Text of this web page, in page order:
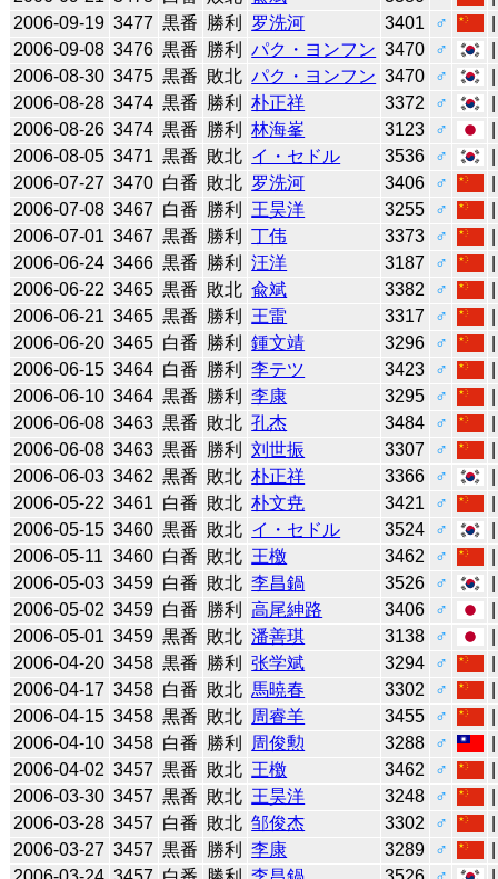
2006-09-19 3477 黒番 勝利 罗洗河 3401 ♂
2006-09-08 3476 黒番 勝利 パク・ヨンフン 3470 ♂
2006-08-30 3475 黒番 敗北 パク・ヨンフン 3470 ♂
2006-08-28 3474 黒番 勝利 朴正祥 3372 ♂
2006-08-26 3474 黒番 勝利 林海峯 3123 ♂
2006-08-05 3471 黒番 敗北 イ・セドル 3536 ♂
2006-07-27 3470 白番 敗北 罗洗河 3406 ♂
2006-07-08 3467 白番 勝利 王昊洋 3255 ♂
2006-07-01 3467 黒番 勝利 丁伟 3373 ♂
2006-06-24 3466 黒番 勝利 汪洋 3187 ♂
2006-06-22 3465 黒番 敗北 兪斌 3382 ♂
2006-06-21 3465 黒番 勝利 王雷 3317 ♂
2006-06-20 3465 白番 勝利 鍾文靖 3296 ♂
2006-06-15 3464 白番 勝利 李テツ 3423 ♂
2006-06-10 3464 黒番 勝利 李康 3295 ♂
2006-06-08 3463 黒番 敗北 孔杰 3484 ♂
2006-06-08 3463 黒番 勝利 刘世振 3307 ♂
2006-06-03 3462 黒番 敗北 朴正祥 3366 ♂
2006-05-22 3461 白番 敗北 朴文尭 3421 ♂
2006-05-15 3460 黒番 敗北 イ・セドル 3524 ♂
2006-05-11 3460 白番 敗北 王檄 3462 ♂
2006-05-03 3459 白番 敗北 李昌鍋 3526 ♂
2006-05-02 3459 白番 勝利 高尾紳路 3406 ♂
2006-05-01 3459 黒番 敗北 潘善琪 3138 ♂
2006-04-20 3458 黒番 勝利 张学斌 3294 ♂
2006-04-17 3458 白番 敗北 馬暁春 3302 ♂
2006-04-15 3458 黒番 敗北 周睿羊 3455 ♂
2006-04-10 3458 白番 勝利 周俊勲 3288 ♂
2006-04-02 3457 黒番 敗北 王檄 3462 ♂
2006-03-30 3457 黒番 敗北 王昊洋 3248 ♂
2006-03-28 3457 白番 敗北 邹俊杰 3302 ♂
2006-03-27 3457 黒番 勝利 李康 3289 ♂